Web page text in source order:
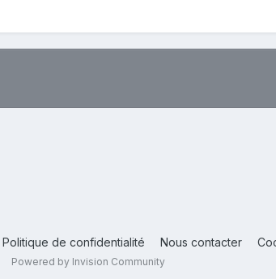
Politique de confidentialité Nous contacter
Powered by Invision Community